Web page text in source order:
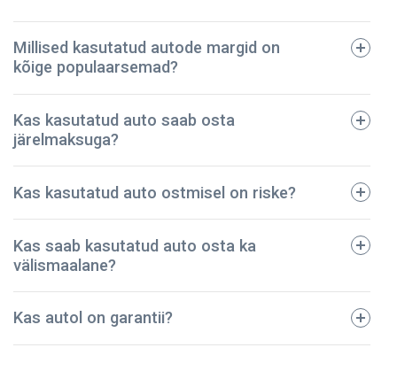
tehniline pass;
registreerimistalong;
kindlustuspoliis;
sõidukimaksu korrektset tasumist kinnitavad
dokumendid.
Millised kasutatud autode margid on
kõige populaarsemad?
BMW
Audi
Mazda
Volkswagen
Kas kasutatud auto saab osta
järelmaksuga?
Kas kasutatud auto ostmisel on riske?
Meie ettevõte on pidanud vastu – oleme müünud
korras. Seega võite olla kindel, et teie auto on
turvaline ja kestab kaua.
Kas saab kasutatud auto osta ka
välismaalane?
Kas autol on garantii?